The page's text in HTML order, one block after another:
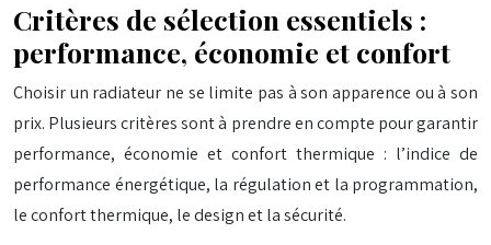
Critères de sélection essentiels :
performance, économie et confort
Choisir un radiateur ne se limite pas à son apparence ou à son
prix. Plusieurs critères sont à prendre en compte pour garantir
performance, économie et confort thermique : l’indice de
performance énergétique, la régulation et la programmation,
le confort thermique, le design et la sécurité.